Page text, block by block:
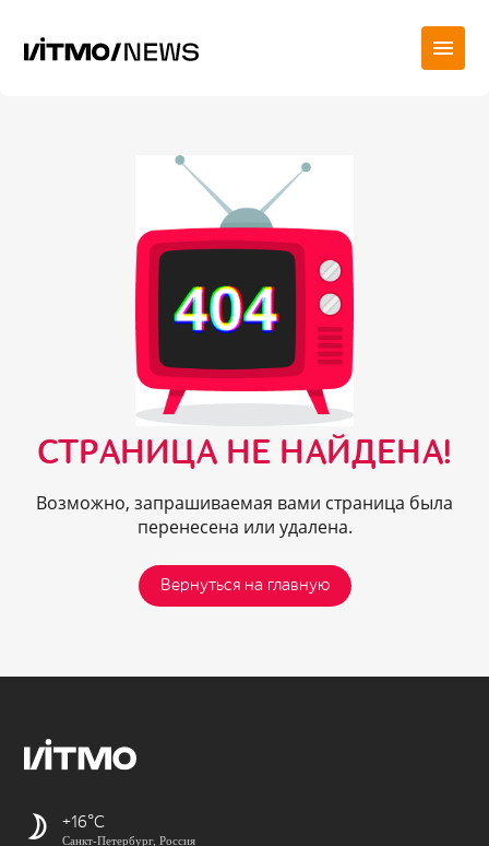
СТРАНИЦА НЕ НАЙДЕНА!
Возможно, запрашиваемая вами страница была
перенесена или удалена.
Вернуться на главную
+16
Санкт-Петербург, Россия